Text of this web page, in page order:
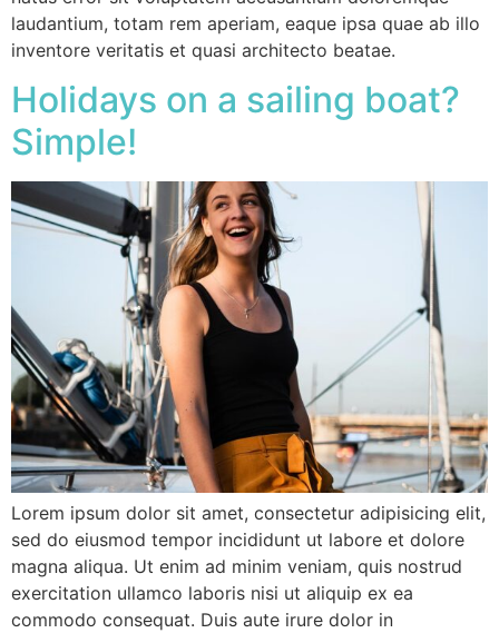
laudantium, totam rem aperiam, eaque ipsa quae ab illo
inventore veritatis et quasi architecto beatae.
Holidays on a sailing boat?
Simple!
Lorem ipsum dolor sit amet, consectetur adipisicing elit,
sed do eiusmod tempor incididunt ut labore et dolore
magna aliqua. Ut enim ad minim veniam, quis nostrud
exercitation ullamco laboris nisi ut aliquip ex ea
commodo consequat. Duis aute irure dolor in